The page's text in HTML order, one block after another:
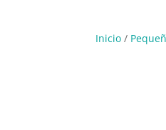
Inicio /